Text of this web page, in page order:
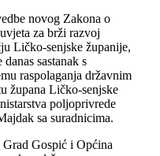
novog Zakona o
za brži razvoj
Ličko-senjske županije,
sastanak s
raspolaganja državnim
župana Ličko-senjske
poljoprivrede
sa suradnicima.
Grad Gospić i Općina